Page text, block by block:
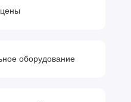
оборудование